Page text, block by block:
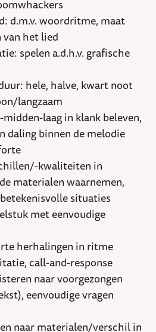
d.m.v. woordritme, maat
het lied
spelen a.d.h.v. grafische
hele, halve, kwart noot
langzaam
laag in klank beleven,
daling binnen de melodie
kwaliteiten in
materialen waarnemen,
situaties
met eenvoudige
herhalingen in ritme
call-and-response
naar voorgezongen
eenvoudige vragen
naar materialen/verschil in